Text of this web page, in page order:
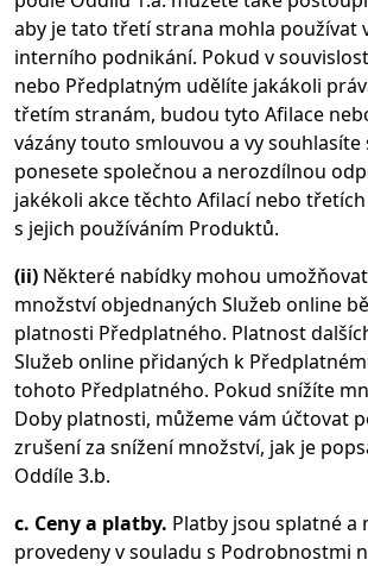
aby je tato třetí strana mohla používat
interního podnikání. Pokud v
nebo Předplatným udělíte jakákoli
třetím stranám, budou tyto Afilace
vázány touto smlouvou a vy souhlasíte
ponesete společnou a nerozdílnou
jakékoli akce těchto Afilací nebo
s jejich používáním Produktů.
(ii) Některé nabídky mohou
množství objednaných Služeb online
platnosti Předplatného. Platnost
Služeb online přidaných k
tohoto Předplatného. Pokud snížíte
Doby platnosti, můžeme vám účtovat
zrušení za snížení množství, jak je
Oddíle 3.b.
c. Ceny a platby. Platby jsou splatné a
provedeny v souladu s Podrobnostmi